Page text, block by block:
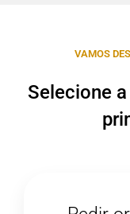
VAMOS
Selecione